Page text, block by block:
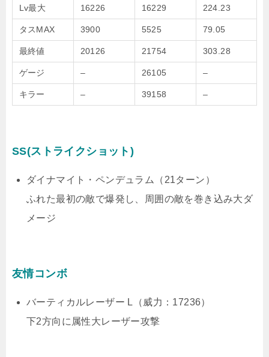
Lv最大 16226 16229 224.23
タスMAX 3900 5525 79.05
最終値 20126 21754 303.28
ゲージ – 26105 –
キラー – 39158 –
SS(ストライクショット)
ダイナマイト・ペンデュラム（21ターン）
ふれた最初の敵で爆発し、周囲の敵を巻き込み大ダ
メージ
友情コンボ
バーティカルレーザー L（威力：17236）
下2方向に属性大レーザー攻撃